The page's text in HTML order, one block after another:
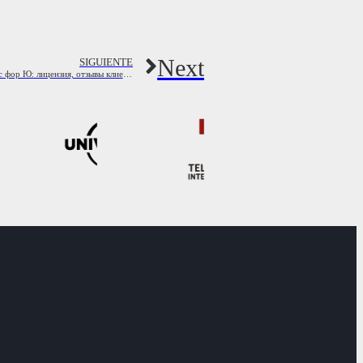
SIGUIENTE
LamdaTrade Форекс Брокер, Рейтинг 2023 и Информация Форекс фор Ю: лицензия, отзывы клиентов о LamdaTrade, преимущества и недостатки Next